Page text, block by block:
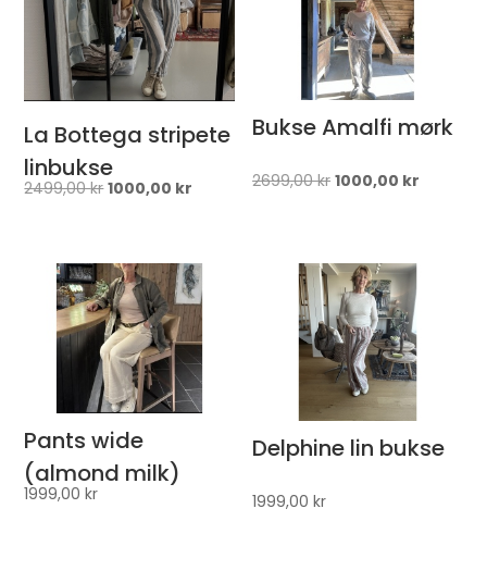
La Bottega stripete
linbukse
2499,00krOpprinnelig
2499,00 kr.
1000,00 kr Nåværende
1000,00 kr.
Bukse Amalfi mørk
2699,00kr Opprinnelig
2699,00 kr.
1000,00 kr
Pants wide
(almond milk)
1999,00kr
Delphine lin bukse
1999,00kr